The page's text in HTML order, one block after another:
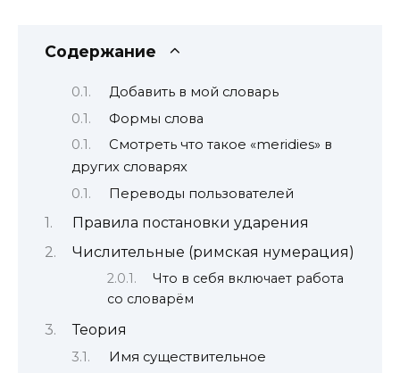
Содержание
Добавить в мой словарь
Формы слова
Смотреть что такое «meridies» в
других словарях
Переводы пользователей
Правила постановки ударения
Числительные (римская нумерация)
Что в себя включает работа
со словарём
Теория
Имя существительное